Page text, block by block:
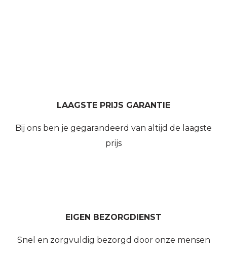
LAAGSTE PRIJS GARANTIE
Bij ons ben je gegarandeerd van altijd de laagste
prijs
EIGEN BEZORGDIENST
Snel en zorgvuldig bezorgd door onze mensen